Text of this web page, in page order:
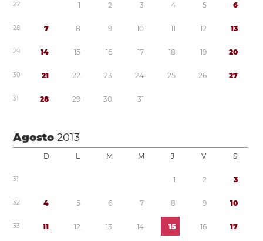
27 1 2 3 4 5 6
28 7 8 9 10 11 12 13
29 14 15 16 17 18 19 20
30 21 22 23 24 25 26 27
31 28 29 30 31
Agosto2013
D L M M J V S
31 1 2 3
32 4 5 6 7 8 9 10
33 11 12 13 14 15 16 17